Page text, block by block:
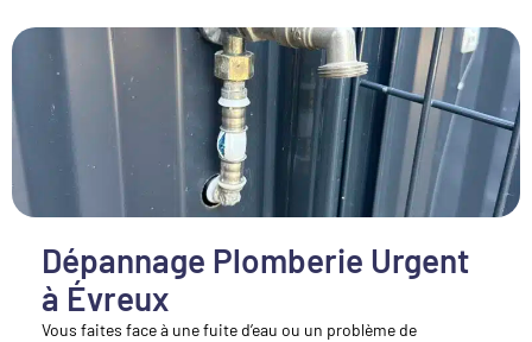
Dépannage Plomberie Urgent
à Évreux
Vous faites face à une fuite d’eau ou un problème de